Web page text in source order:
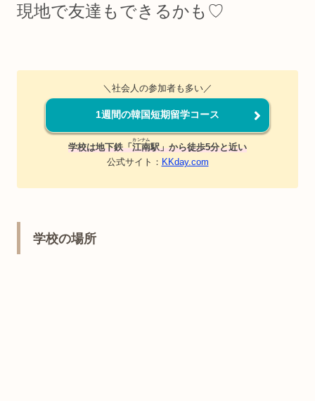
現地で友達もできるかも♡
＼社会人の参加者も多い／
1週間の韓国短期留学コース
学校は地下鉄「江南
カンナム
駅」から徒歩5分と近い
公式サイト： KKday.com
学校の場所